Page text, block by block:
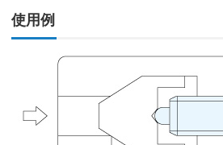
使用例